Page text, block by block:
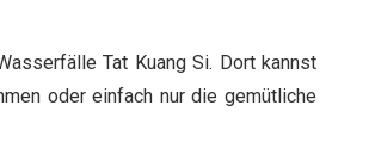
Tat Kuang Si. Dort kannst
oder einfach nur die gemütliche